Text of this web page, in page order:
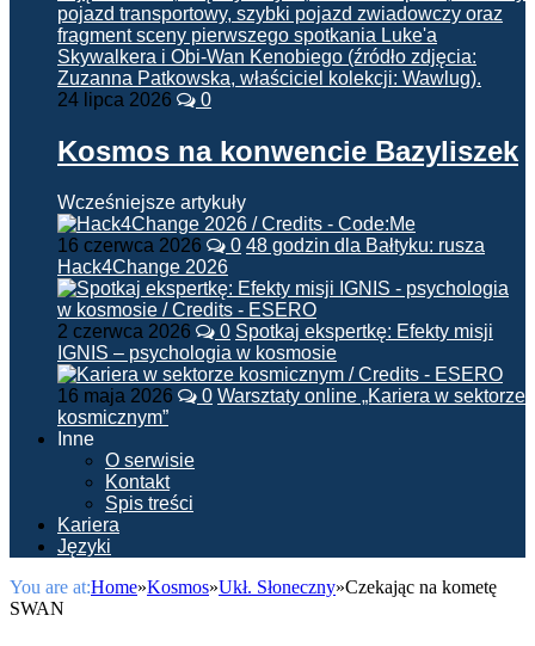
24 lipca 2026 0
Kosmos na konwencie Bazyliszek
Wcześniejsze artykuły
16 czerwca 2026 0 48 godzin dla Bałtyku: rusza
Hack4Change 2026
2 czerwca 2026 0 Spotkaj ekspertkę: Efekty misji
IGNIS – psychologia w kosmosie
16 maja 2026 0 Warsztaty online „Kariera w sektorze
kosmicznym”
Inne
O serwisie
Kontakt
Spis treści
Kariera
Języki
You are at:Home»Kosmos»Ukł. Słoneczny»Czekając na kometę
SWAN